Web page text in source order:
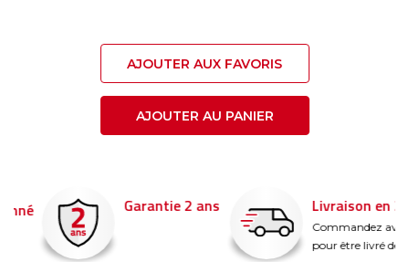
AJOUTER AUX FAVORIS
AJOUTER AU PANIER
Garantie 2 ans Livraison en 24h
Commandez avant 14h
pour être livré demain !